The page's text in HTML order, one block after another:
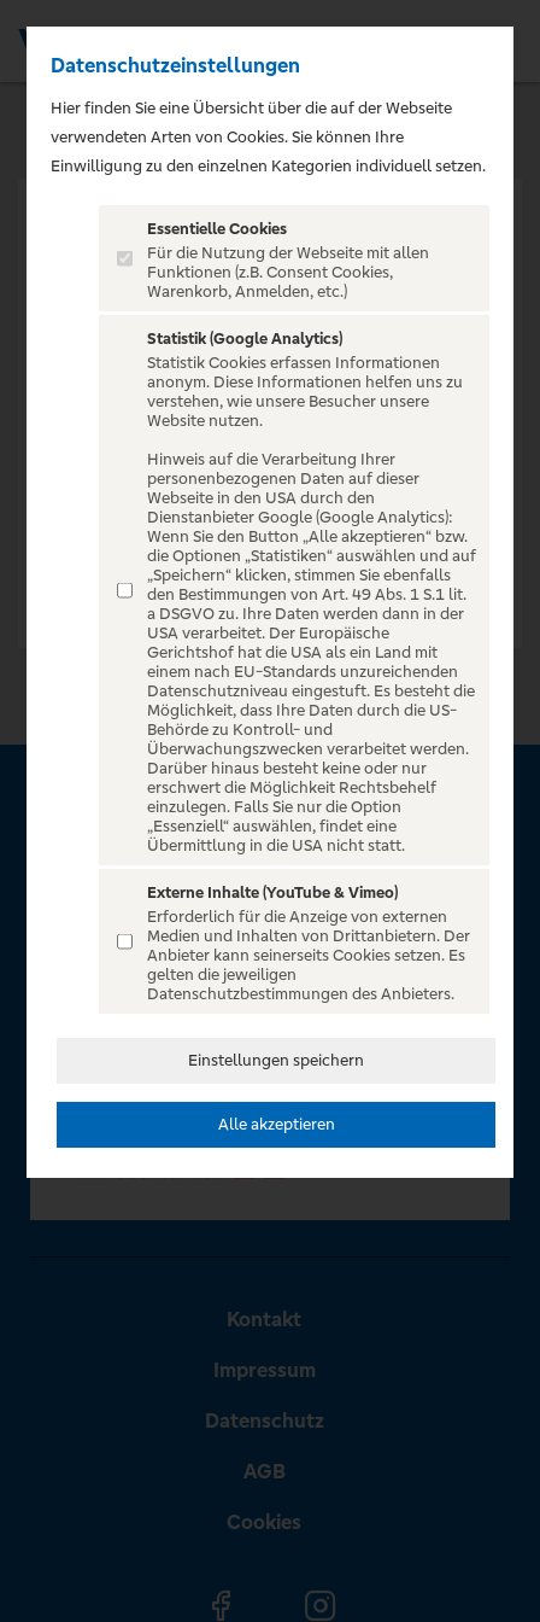
VERANSTALTUNG NICHT
GEFUNDEN
Zur Startseite
Über VR Entertain
für alle Kunden der Volksbanken Raiffeisenbanken. Auf
unserem einzigartigen Portal finden Sie Tickets für
atemberaubende Konzerte, Musicals und Shows, die
Fußball-Bundesliga sowie die Champions League und die
In Zusammenarbeit mit
Kontakt
Impressum
Datenschutz
AGB
Cookies
Datenschutzeinstellungen
Hier finden Sie eine Übersicht über die auf der Webseite
verwendeten Arten von Cookies. Sie können Ihre
Einwilligung zu den einzelnen Kategorien individuell setzen.
Essentielle Cookies
Für die Nutzung der Webseite mit allen
Funktionen (z.B. Consent Cookies,
Warenkorb, Anmelden, etc.)
Statistik (Google Analytics)
Statistik Cookies erfassen Informationen
anonym. Diese Informationen helfen uns zu
verstehen, wie unsere Besucher unsere
Website nutzen.
Hinweis auf die Verarbeitung Ihrer
personenbezogenen Daten auf dieser
Webseite in den USA durch den
Dienstanbieter Google (Google Analytics):
Wenn Sie den Button „Alle akzeptieren“ bzw.
die Optionen „Statistiken“ auswählen und auf
„Speichern“ klicken, stimmen Sie ebenfalls
den Bestimmungen von Art. 49 Abs. 1 S.1 lit.
a DSGVO zu. Ihre Daten werden dann in der
USA verarbeitet. Der Europäische
Gerichtshof hat die USA als ein Land mit
einem nach EU-Standards unzureichenden
Datenschutzniveau eingestuft. Es besteht die
Möglichkeit, dass Ihre Daten durch die US-
Behörde zu Kontroll- und
Überwachungszwecken verarbeitet werden.
Darüber hinaus besteht keine oder nur
erschwert die Möglichkeit Rechtsbehelf
einzulegen. Falls Sie nur die Option
„Essenziell“ auswählen, findet eine
Übermittlung in die USA nicht statt.
Externe Inhalte (YouTube & Vimeo)
Erforderlich für die Anzeige von externen
Medien und Inhalten von Drittanbietern. Der
Anbieter kann seinerseits Cookies setzen. Es
gelten die jeweiligen
Datenschutzbestimmungen des Anbieters.
Einstellungen speichern
Alle akzeptieren